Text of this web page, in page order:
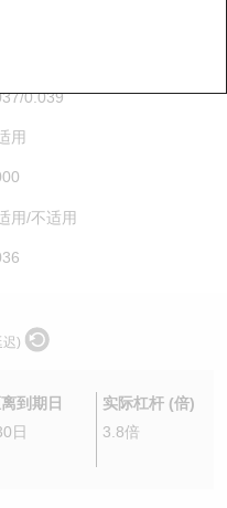
/0.039
用
用/不适用
)
到期日
日
实际杠杆 (倍)
3.8倍